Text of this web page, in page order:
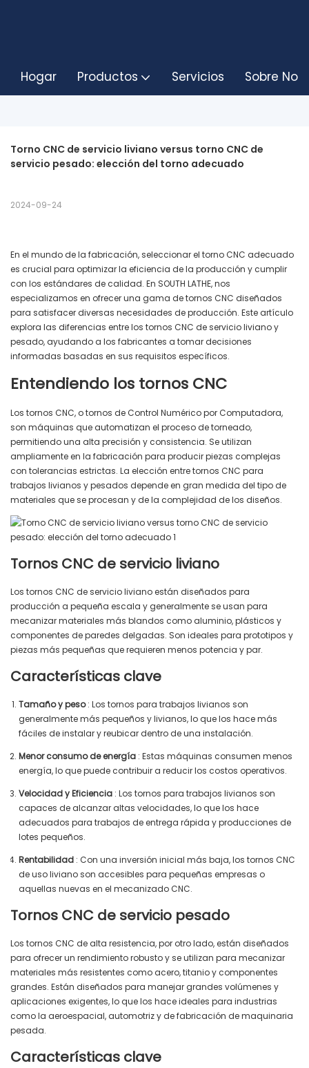
Hogar Productos Servicios Sobre
Torno CNC de servicio liviano versus torno CNC de
servicio pesado: elección del torno adecuado
2024-09-24
En el mundo de la fabricación, seleccionar el torno CNC adecuado
es crucial para optimizar la eficiencia de la producción y cumplir
con los estándares de calidad. En SOUTH LATHE, nos
especializamos en ofrecer una gama de tornos CNC diseñados
para satisfacer diversas necesidades de producción. Este artículo
explora las diferencias entre los tornos CNC de servicio liviano y
pesado, ayudando a los fabricantes a tomar decisiones
informadas basadas en sus requisitos específicos.
Entendiendo los tornos CNC
Los tornos CNC, o tornos de Control Numérico por Computadora,
son máquinas que automatizan el proceso de torneado,
permitiendo una alta precisión y consistencia. Se utilizan
ampliamente en la fabricación para producir piezas complejas
con tolerancias estrictas. La elección entre tornos CNC para
trabajos livianos y pesados ​​depende en gran medida del tipo de
materiales que se procesan y de la complejidad de los diseños.
Tornos CNC de servicio liviano
Los tornos CNC de servicio liviano están diseñados para
producción a pequeña escala y generalmente se usan para
mecanizar materiales más blandos como aluminio, plásticos y
componentes de paredes delgadas. Son ideales para prototipos y
piezas más pequeñas que requieren menos potencia y par.
Características clave
Tamaño y peso: Los tornos para trabajos livianos son
generalmente más pequeños y livianos, lo que los hace más
fáciles de instalar y reubicar dentro de una instalación.
Menor consumo de energía : Estas máquinas consumen menos
energía, lo que puede contribuir a reducir los costos operativos.
Velocidad y Eficiencia : Los tornos para trabajos livianos son
capaces de alcanzar altas velocidades, lo que los hace
adecuados para trabajos de entrega rápida y producciones de
lotes pequeños.
Rentabilidad : Con una inversión inicial más baja, los tornos CNC
de uso liviano son accesibles para pequeñas empresas o
aquellas nuevas en el mecanizado CNC.
Tornos CNC de servicio pesado
Los tornos CNC de alta resistencia, por otro lado, están diseñados
para ofrecer un rendimiento robusto y se utilizan para mecanizar
materiales más resistentes como acero, titanio y componentes
grandes. Están diseñados para manejar grandes volúmenes y
aplicaciones exigentes, lo que los hace ideales para industrias
como la aeroespacial, automotriz y de fabricación de maquinaria
pesada.
Características clave